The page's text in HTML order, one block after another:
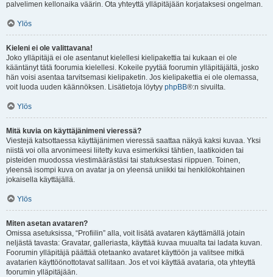
palvelimen kellonaika väärin. Ota yhteyttä ylläpitäjään korjataksesi ongelman.
Ylös
Kieleni ei ole valittavana!
Joko ylläpitäjä ei ole asentanut kielellesi kielipakettia tai kukaan ei ole
kääntänyt tätä foorumia kielellesi. Kokeile pyytää foorumin ylläpitäjältä, josko
hän voisi asentaa tarvitsemasi kielipaketin. Jos kielipakettia ei ole olemassa,
voit luoda uuden käännöksen. Lisätietoja löytyy phpBB®:n sivuilta.
Ylös
Mitä kuvia on käyttäjänimeni vieressä?
Viestejä katsottaessa käyttäjänimen vieressä saattaa näkyä kaksi kuvaa. Yksi
niistä voi olla arvonimeesi liitetty kuva esimerkiksi tähtien, laatikoiden tai
pisteiden muodossa viestimäärästäsi tai statuksestasi riippuen. Toinen,
yleensä isompi kuva on avatar ja on yleensä uniikki tai henkilökohtainen
jokaisella käyttäjällä.
Ylös
Miten asetan avataren?
Omissa asetuksissa, “Profiilin” alla, voit lisätä avataren käyttämällä jotain
neljästä tavasta: Gravatar, galleriasta, käyttää kuvaa muualta tai ladata kuvan.
Foorumin ylläpitäjä päättää otetaanko avataret käyttöön ja valitsee mitkä
avatarien käyttöönottotavat sallitaan. Jos et voi käyttää avataria, ota yhteyttä
foorumin ylläpitäjään.